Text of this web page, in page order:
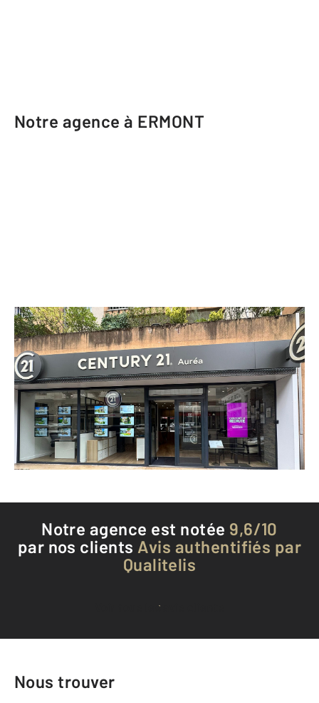
Notre agence à ERMONT
CENTURY 21 Auréa
25 rue de Stalingrad
ERMONT - 95120
Envoyer un message
Téléphoner à l'agence
Notre agence est notée 9,6/10
par nos clients Avis authentifiés par
Qualitelis
Voir tous les avis clients
Nous trouver